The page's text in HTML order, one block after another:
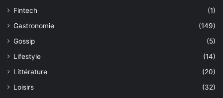
Fintech
(1)
Gastronomie
(149)
Gossip
(5)
Lifestyle
(14)
Littérature
(20)
Loisirs
(32)